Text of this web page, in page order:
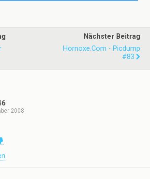
Nächster Beitrag
Hornoxe.com - Picdump
#83
2008